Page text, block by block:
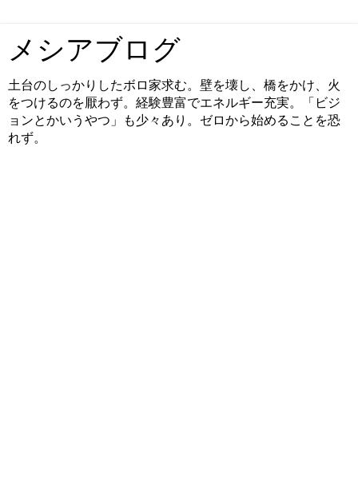
メシアブログ
土台のしっかりしたボロ家求む。壁を壊し、橋をかけ、火
をつけるのを厭わず。経験豊富でエネルギー充実。「ビジ
ョンとかいうやつ」も少々あり。ゼロから始めることを恐
れず。